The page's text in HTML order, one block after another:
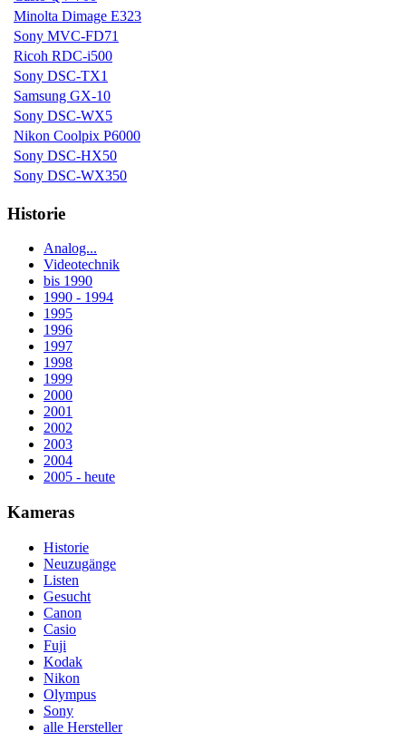
Minolta Dimage E323
Sony MVC-FD71
Ricoh RDC-i500
Sony DSC-TX1
Samsung GX-10
Sony DSC-WX5
Nikon Coolpix P6000
Sony DSC-HX50
Sony DSC-WX350
Historie
Analog...
Videotechnik
bis 1990
1990 - 1994
1995
1996
1997
1998
1999
2000
2001
2002
2003
2004
2005 - heute
Kameras
Historie
Neuzugänge
Listen
Gesucht
Canon
Casio
Fuji
Kodak
Nikon
Olympus
Sony
alle Hersteller